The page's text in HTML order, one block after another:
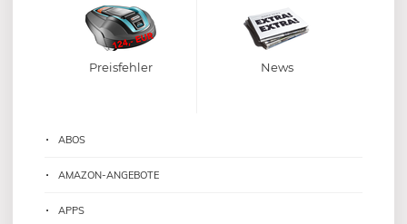
Preisfehler News
ABOS
AMAZON-ANGEBOTE
APPS